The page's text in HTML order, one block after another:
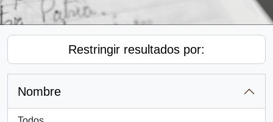
Restringir resultados por:
Nombre